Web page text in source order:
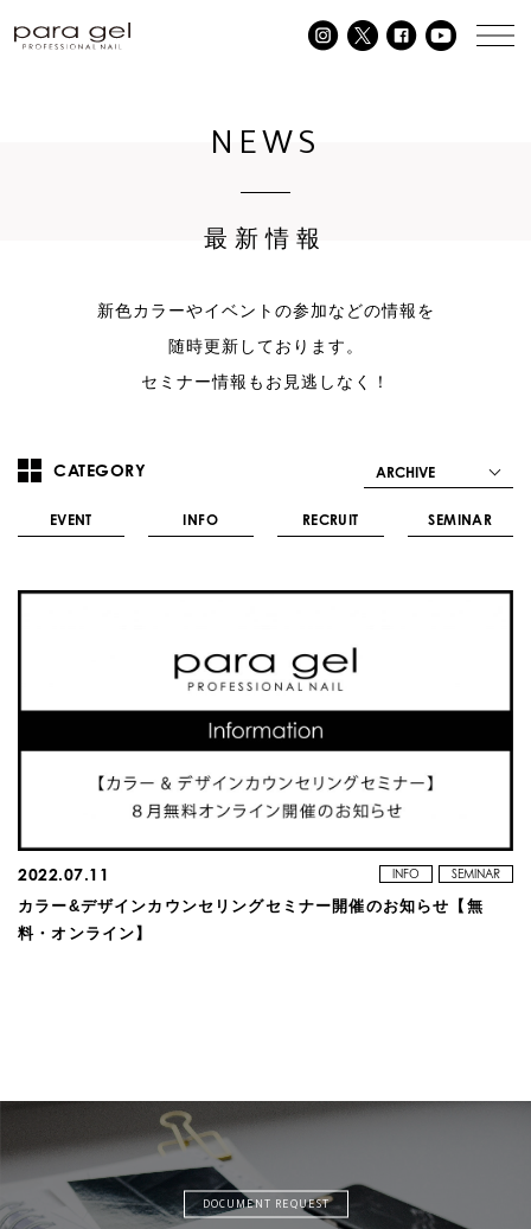
NEWS
最新情報
新色カラーやイベントの参加などの情報を
随時更新しております。
セミナー情報もお見逃しなく！
CATEGORY
EVENT INFO RECRUIT SEMINAR
ARCHIVE
2022.07.11 INFO SEMINAR
カラー&デザインカウンセリングセミナー開催のお知らせ【無
料・オンライン】
DOCUMENT REQUEST